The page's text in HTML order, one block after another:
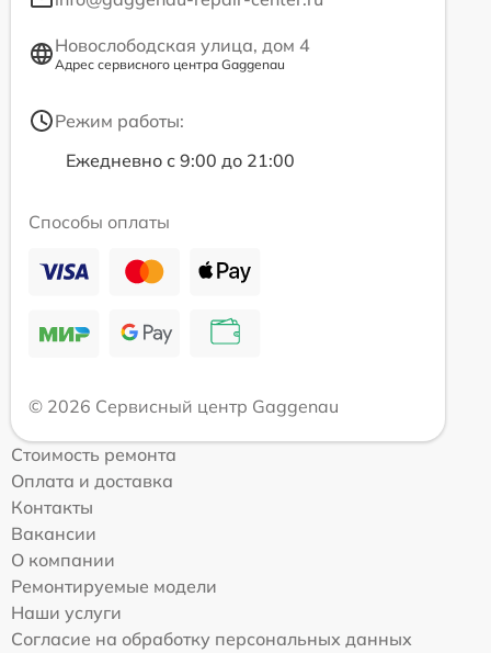
Новослободская улица, дом 4
Адрес сервисного центра Gaggenau
Режим работы:
Ежедневно с 9:00 до 21:00
Способы оплаты
© 2026 Сервисный центр Gaggenau
Стоимость ремонта
Оплата и доставка
Контакты
Вакансии
О компании
Ремонтируемые модели
Наши услуги
Согласие на обработку персональных данных